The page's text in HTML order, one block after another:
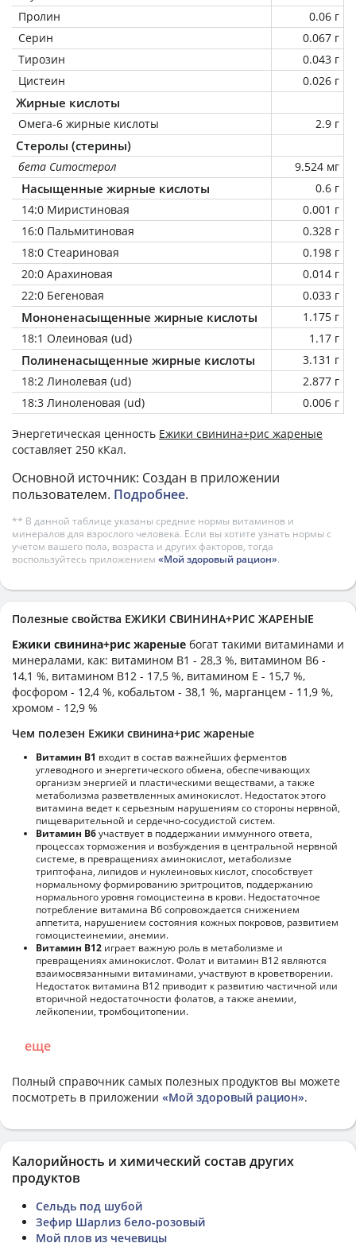
Пролин
0.06 г
Серин
0.067 г
Тирозин
0.043 г
Цистеин
0.026 г
Жирные кислоты
Омега-6 жирные кислоты 2.9 г
Стеролы (стерины)
бета Ситостерол 9.524 мг
Насыщенные жирные кислоты
0.6 г
14:0 Миристиновая
0.001 г
16:0 Пальмитиновая
0.328 г
18:0 Стеариновая
0.198 г
20:0 Арахиновая
0.014 г
22:0 Бегеновая
0.033 г
Мононенасыщенные жирные кислоты
1.175 г
18:1 Олеиновая (ud)
1.17 г
Полиненасыщенные жирные кислоты
3.131 г
18:2 Линолевая (ud)
2.877 г
18:3 Линоленовая (ud)
0.006 г
Энергетическая ценность Ежики свинина+рис жареные
составляет 250 кКал.
Основной источник: Создан в приложении
пользователем. Подробнее.
** В данной таблице указаны средние нормы витаминов и
минералов для взрослого человека. Если вы хотите узнать нормы с
учетом вашего пола, возраста и других факторов, тогда
воспользуйтесь приложением «Мой здоровый рацион».
Полезные свойства ЕЖИКИ СВИНИНА+РИС ЖАРЕНЫЕ
Ежики свинина+рис жареные богат такими витаминами и
минералами, как: витамином B1 - 28,3 %, витамином B6 -
14,1 %, витамином B12 - 17,5 %, витамином E - 15,7 %,
фосфором - 12,4 %, кобальтом - 38,1 %, марганцем - 11,9 %,
хромом - 12,9 %
Чем полезен Ежики свинина+рис жареные
Витамин В1 входит в состав важнейших ферментов
углеводного и энергетического обмена, обеспечивающих
организм энергией и пластическими веществами, а также
метаболизма разветвленных аминокислот. Недостаток этого
витамина ведет к серьезным нарушениям со стороны нервной,
пищеварительной и сердечно-сосудистой систем.
Витамин В6участвует в поддержании иммунного ответа,
процессах торможения и возбуждения в центральной нервной
системе, в превращениях аминокислот, метаболизме
триптофана, липидов и нуклеиновых кислот, способствует
нормальному формированию эритроцитов, поддержанию
нормального уровня гомоцистеина в крови. Недостаточное
потребление витамина В6 сопровождается снижением
аппетита, нарушением состояния кожных покровов, развитием
гомоцистеинемии, анемии.
Витамин В12 играет важную роль в метаболизме и
превращениях аминокислот. Фолат и витамин В12 являются
взаимосвязанными витаминами, участвуют в кроветворении.
Недостаток витамина В12 приводит к развитию частичной или
вторичной недостаточности фолатов, а также анемии,
лейкопении, тромбоцитопении.
еще
Полный справочник самых полезных продуктов вы можете
посмотреть в приложении «Мой здоровый рацион».
Калорийность и химический состав других
продуктов
Сельдь под шубой
Зефир Шарлиз бело-розовый
Мой плов из чечевицы